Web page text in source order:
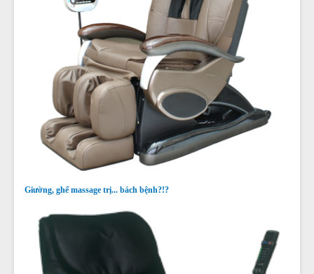
Giường, ghế massage trị... bách bệnh?!?